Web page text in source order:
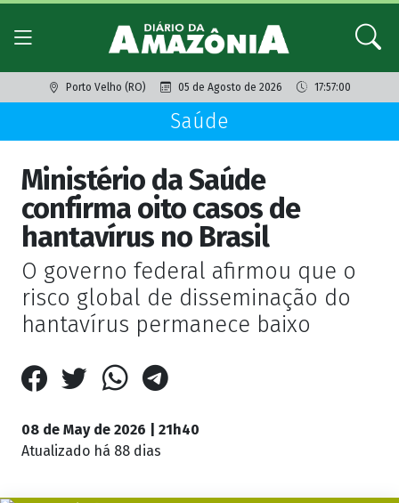
Porto Velho (RO) 05 de Agosto de 2026 17:57:00
Saúde
Ministério da Saúde
confirma oito casos de
hantavírus no Brasil
O governo federal afirmou que o
risco global de disseminação do
hantavírus permanece baixo
08 de May de 2026 | 21h40
Atualizado há 88 dias